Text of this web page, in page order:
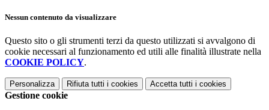
Nessun contenuto da visualizzare
Questo sito o gli strumenti terzi da questo utilizzati si avvalgono di
cookie necessari al funzionamento ed utili alle finalità illustrate nella
COOKIE POLICY.
Personalizza Rifiuta tutti i cookies Accetta tutti i cookies
Gestione cookie